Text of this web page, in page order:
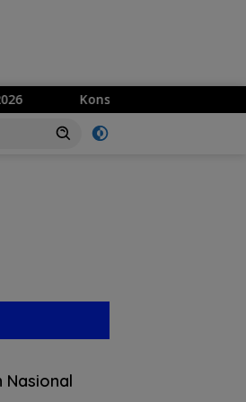
Konsisten Jalankan Program
Nasional